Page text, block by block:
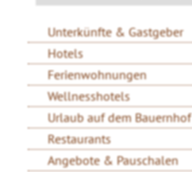
Unterkünfte & Gastgeber
Hotels
Ferienwohnungen
Wellnesshotels
Urlaub auf dem Bauernhof
Restaurants
Angebote & Pauschalen